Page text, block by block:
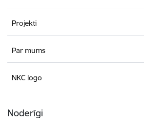
Projekti
Par mums
NKC logo
Noderīgi